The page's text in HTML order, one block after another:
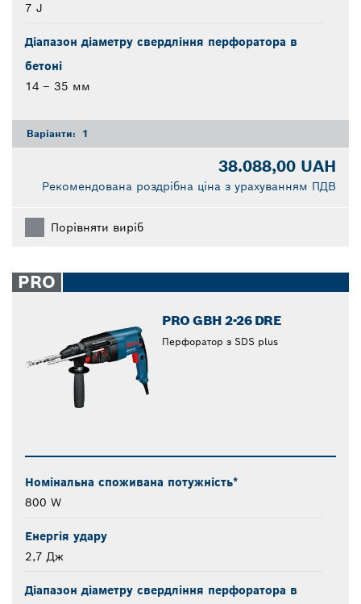
7 J
Діапазон діаметру свердління перфоратора в
бетоні
14 – 35 мм
Варіанти: 1
38.088,00 UAH
Рекомендована роздрібна ціна з урахуванням ПДВ
Порівняти виріб
PRO
PRO GBH 2-26 DRE
Перфоратор з SDS plus
Номінальна споживана потужність*
800 W
Енергія удару
2,7 Дж
Діапазон діаметру свердління перфоратора в